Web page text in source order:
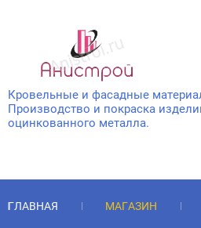
Кровельные и фасадные
Производство и покраска
оцинкованного металла.
ГЛАВНАЯ МАГАЗИН